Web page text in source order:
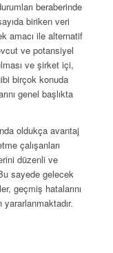
beraberinde
biriken veri
amacı ile alternatif
ve potansiyel
ve şirket içi,
birçok konuda
genel başlıkta
oldukça avantaj
çalışanları
düzenli ve
sayede gelecek
geçmiş hatalarını